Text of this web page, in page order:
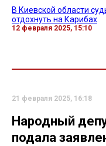
В Киевской области
отдохнуть на Карибах
12 февраля 2025, 15:10
21 февраля 2025, 16:18
Народный
подала